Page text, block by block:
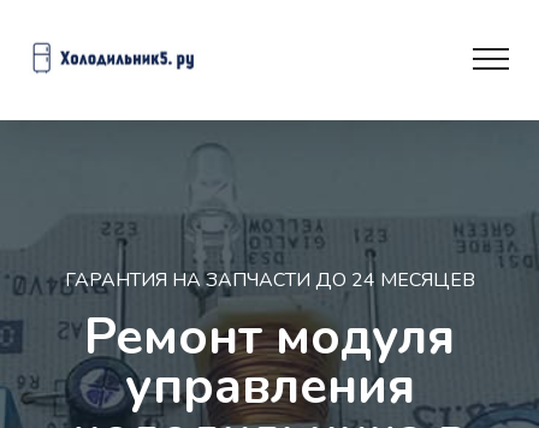
ГАРАНТИЯ НА ЗАПЧАСТИ ДО 24 МЕСЯЦЕВ
Ремонт модуля
управления